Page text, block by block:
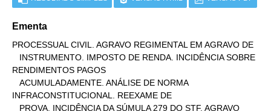
Ementa
PROCESSUAL CIVIL. AGRAVO REGIMENTAL EM AGRAVO DE
RENDIMENTOS PAGOS
INFRACONSTITUCIONAL. REEXAME DE